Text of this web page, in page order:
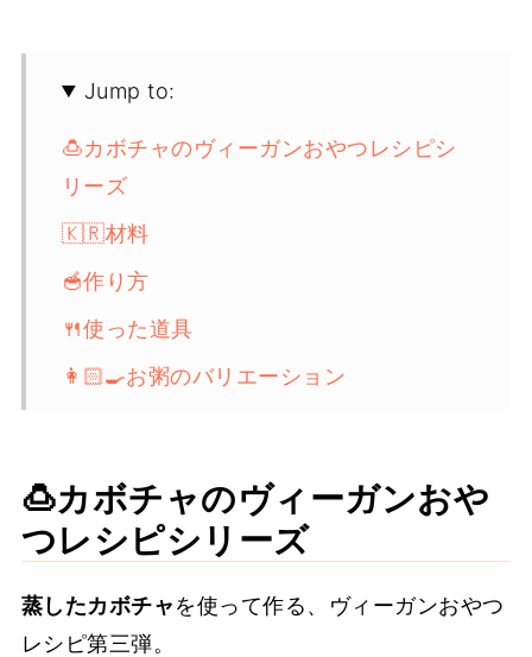
Jump to:
🍮カボチャのヴィーガンおやつレシピシ
リーズ
🇰🇷材料
🥣作り方
🍴使った道具
👩🏻‍🍳お粥のバリエーション
🎃カボチャを使ったレシピ
🍙 その他のお粥レシピ
📖レシピカード
🍮カボチャのヴィーガンおや
つレシピシリーズ
蒸したカボチャを使って作る、ヴィーガンおやつ
レシピ第三弾。